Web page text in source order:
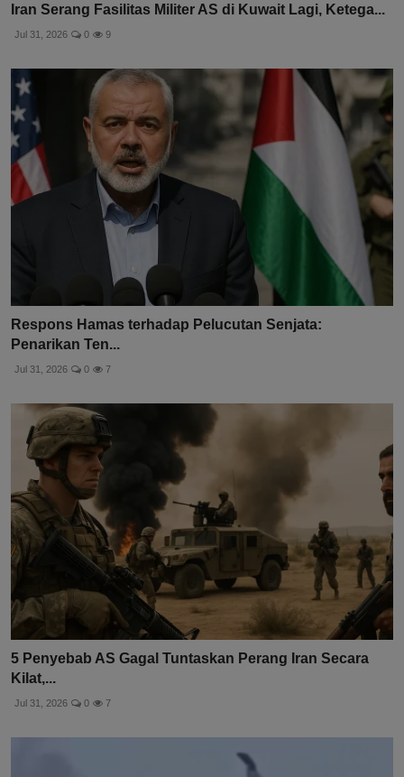
Iran Serang Fasilitas Militer AS di Kuwait Lagi, Ketega...
Jul 31, 2026 0 9
Respons Hamas terhadap Pelucutan Senjata:
Penarikan Ten...
Jul 31, 2026 0 7
5 Penyebab AS Gagal Tuntaskan Perang Iran Secara
Kilat,...
Jul 31, 2026 0 7